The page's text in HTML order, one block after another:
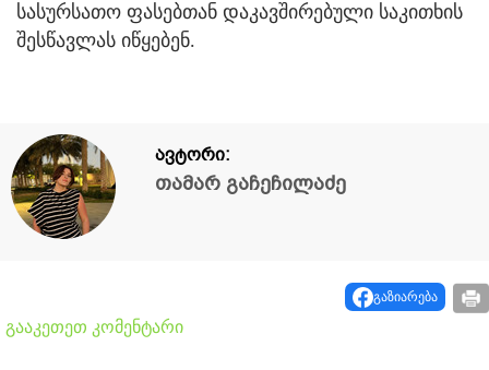
სასურსათო ფასებთან დაკავშირებული საკითხის
შესწავლას იწყებენ.
ავტორი:
თამარ გაჩეჩილაძე
გაზიარება
გააკეთეთ კომენტარი